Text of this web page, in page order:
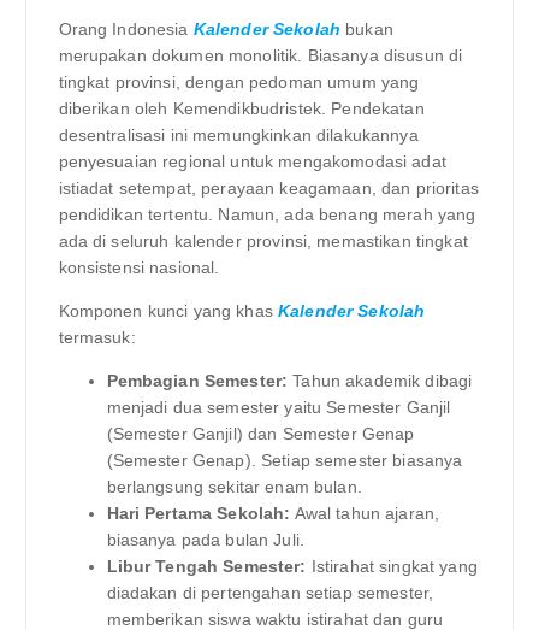
Orang Indonesia Kalender Sekolah bukan
merupakan dokumen monolitik. Biasanya disusun di
tingkat provinsi, dengan pedoman umum yang
diberikan oleh Kemendikbudristek. Pendekatan
desentralisasi ini memungkinkan dilakukannya
penyesuaian regional untuk mengakomodasi adat
istiadat setempat, perayaan keagamaan, dan prioritas
pendidikan tertentu. Namun, ada benang merah yang
ada di seluruh kalender provinsi, memastikan tingkat
konsistensi nasional.
Komponen kunci yang khasKalender Sekolah
termasuk:
Pembagian Semester: Tahun akademik dibagi
menjadi dua semester yaitu Semester Ganjil
(Semester Ganjil) dan Semester Genap
(Semester Genap). Setiap semester biasanya
berlangsung sekitar enam bulan.
Hari Pertama Sekolah: Awal tahun ajaran,
biasanya pada bulan Juli.
Libur Tengah Semester: Istirahat singkat yang
diadakan di pertengahan setiap semester,
memberikan siswa waktu istirahat dan guru